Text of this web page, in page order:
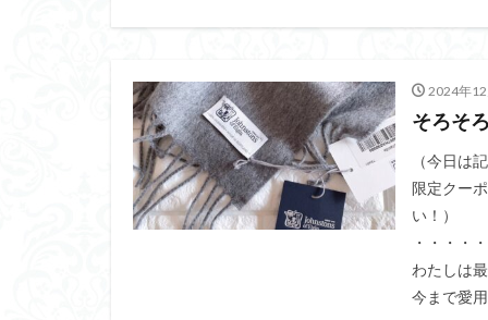
2024年
そろそ
（今日は
限定クー
い！）
・・・・
わたしは
今まで愛